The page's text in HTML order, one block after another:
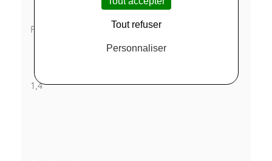
Fibres (g)
1,4
Tout refuser
Personnaliser